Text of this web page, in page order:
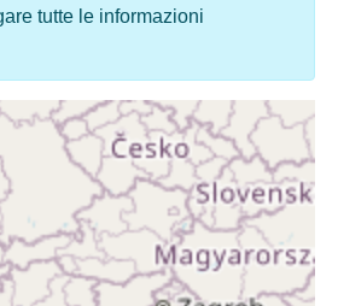
tutte le informazioni